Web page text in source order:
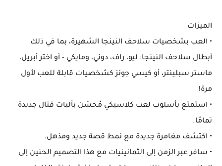
الميزات
• العب بشخصيات سلاحف النينجا الشهيرة، بما في ذلك
أبطال سلاحف النينجا: ليو، راف، دوني، ومايكي - أو اختر أبريل،
ماستر سبلينتر، أو كيسي جونز كشخصيات قابلة للعب لأول
مرة!
• استمتع بأسلوب لعب كلاسيكي مُحسّن بآليات قتال جديدة
تمامًا.
• اكتشف مغامرة جديدة مع نمط قصة جديد ومذهل.
• سافر عبر الزمن إلى الثمانينيات مع هذا التصميم الحنين إلى